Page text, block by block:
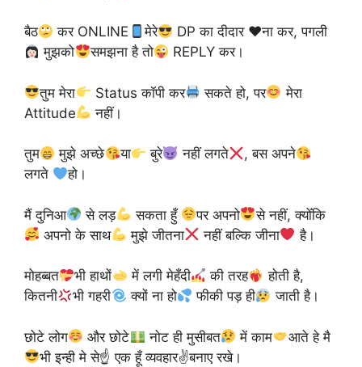
बैठ कर ONLINE मेरे DP का दीदार ♥️ना कर, पगली
मुझको
समझना है तो REPLY कर।
तुम मेरा Status कॉपी कर सकते हो, पर
मेरा
Attitude
नहीं।
तुम मुझे अच्छे या बुरे नहीं लगते
, बस अपने
लगते
हो।
मैं दुनिआ से लड़ सकता हुँ पर अपनो
से नहीं, क्योँकि
अपनो के साथ
मुझे जीतना नहीं बल्कि जीना है।
मोहब्बत भी हाथों में लगी मेहँदी की तरह
होती है,
कितनी
भी गहरी क्यों ना हो फीकी पड़ ही जाती है।
छोटे लोग और छोटे नोट ही मुसीबत में काम
आते हे मै
भी इन्ही मे से☝ एक हूँ व्यवहार✌बनाए रखे।